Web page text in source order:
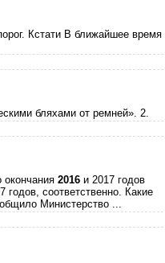
Кстати В ближайшее время
бляхами от ремней». 2.
2016 и 2017 годов
годов, соответственно. Какие
Министерство ...